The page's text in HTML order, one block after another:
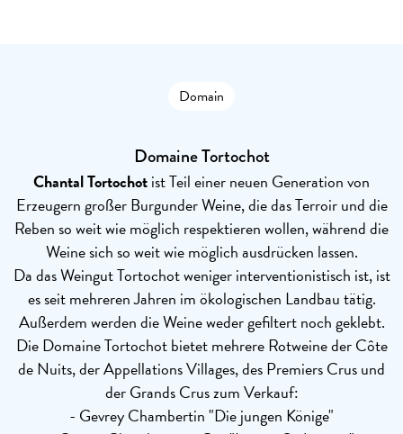
Domain
Domaine Tortochot
Chantal Tortochotist Teil einer neuen Generation von
Erzeugern großer Burgunder Weine, die das Terroir und die
Reben so weit wie möglich respektieren wollen, während die
Weine sich so weit wie möglich ausdrücken lassen.
Da das Weingut Tortochot weniger interventionistisch ist, ist
es seit mehreren Jahren im ökologischen Landbau tätig.
Außerdem werden die Weine weder gefiltert noch geklebt.
Die Domaine Tortochot bietet mehrere Rotweine der Côte
de Nuits, der Appellations Villages, des Premiers Crus und
der Grands Crus zum Verkauf:
- Gevrey Chambertin "Die jungen Könige"